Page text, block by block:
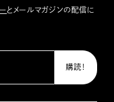
とメールマガジンの配信に